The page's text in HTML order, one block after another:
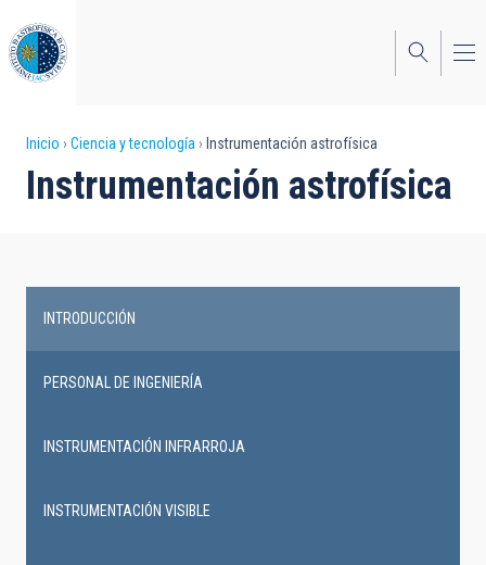
al
contenido
principal
Sobrescribir
enlaces
navegación
Inicio Ciencia y tecnología Instrumentación astrofísica
Instrumentación astrofísica
navigation
INTRODUCCIÓN
PERSONAL DE INGENIERÍA
INSTRUMENTACIÓN INFRARROJA
INSTRUMENTACIÓN VISIBLE